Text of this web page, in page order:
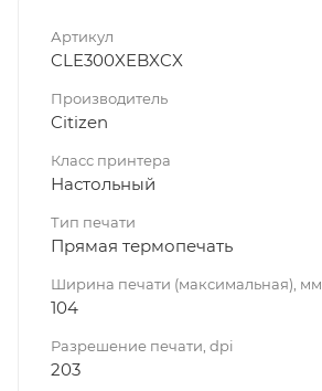
Артикул
CLE300XEBXCX
Производитель
Citizen
Класс принтера
Настольный
Тип печати
Прямая термопечать
Ширина печати (максимальная), мм
104
Разрешение печати, dpi
203